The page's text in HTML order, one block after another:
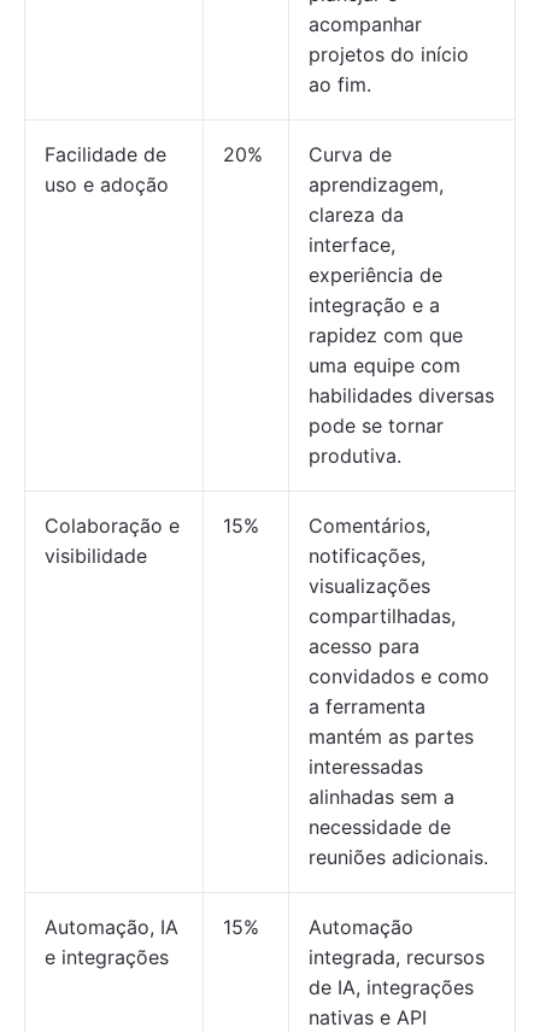
acompanhar
projetos do início
ao fim.
Facilidade de
uso e adoção
20%
Curva de
aprendizagem,
clareza da
interface,
experiência de
integração e a
rapidez com que
uma equipe com
habilidades diversas
pode se tornar
produtiva.
Colaboração e
visibilidade
15%
Comentários,
notificações,
visualizações
compartilhadas,
acesso para
convidados e como
a ferramenta
mantém as partes
interessadas
alinhadas sem a
necessidade de
reuniões adicionais.
Automação, IA
e integrações
15%
Automação
integrada, recursos
de IA, integrações
nativas e API